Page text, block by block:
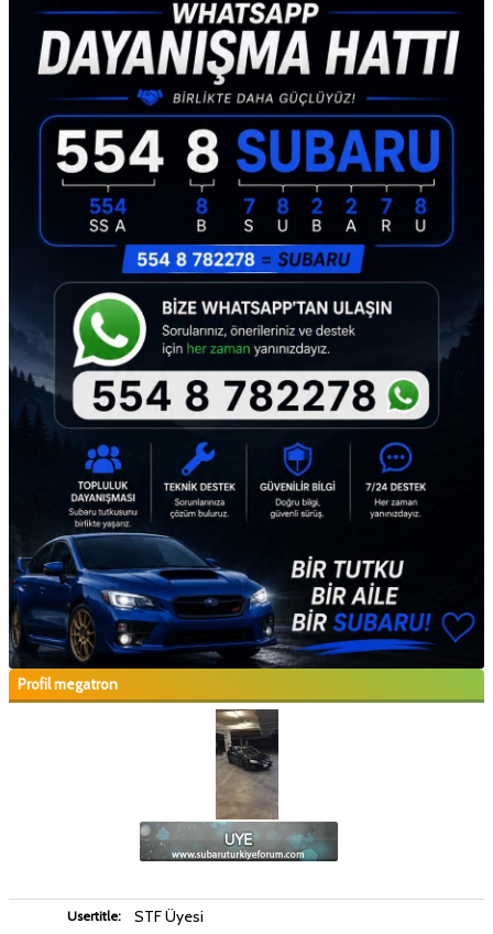
Profil megatron
Usertitle: STF Üyesi